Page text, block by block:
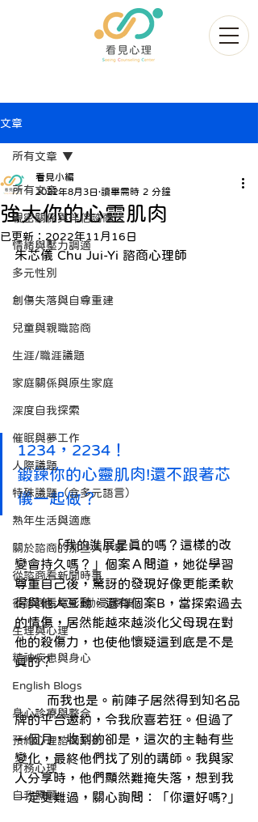
文章
所有文章
親密關係與伴侶諮商
情緒與壓力調適
多元性別
創傷失落與自尊重建
兒童與親職諮商
生涯/職涯議題
家庭關係與原生家庭
深度自我探索
催眠與夢工作
人際議題
特殊議題（含多元語言）
熟年生活與適應
關於諮商的那些大小事
從諮商看新聞時事
從諮商看電影/動漫/劇集
生理與心理
精神疾患與身心
English Blogs
身心診療與整合
預約心理諮商系列
財務心理
自我照顧
所有文章
強大你的心靈肌肉
看見小編
2022年8月3日 讀畢需時 2 分鐘
已更新： 2022年11月16日
朱芯儀 Chu Jui-Yi 諮商心理師
1234，2234！
鍛鍊你的心靈肌肉!還不跟著芯
儀一起做？
         「我的進展是真的嗎？這樣的改
變會持久嗎？」個案Ａ問道，她從學習
尊重自己後，驚訝的發現好像更能柔軟
得與他人互動。還有個案B，當探索過去
的情傷，居然能越來越淡化父母現在對
他的殺傷力，也使他懷疑這到底是不是
真的？
牌的平台邀約，令我欣喜若狂。但過了
一個月，收到的卻是，這次的主軸有些
變化，最終他們找了別的講師。我與家
人分享時，他們顯然難掩失落，想到我
一定更難過，關心詢問：「你還好嗎?」